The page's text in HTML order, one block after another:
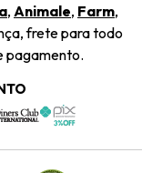
, Animale, Farm,
frete para todo
pagamento.